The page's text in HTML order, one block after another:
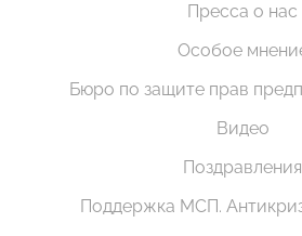
Пресса о нас
Особое
Бюро по защите прав
Видео
Поздравления
Поддержка МСП.